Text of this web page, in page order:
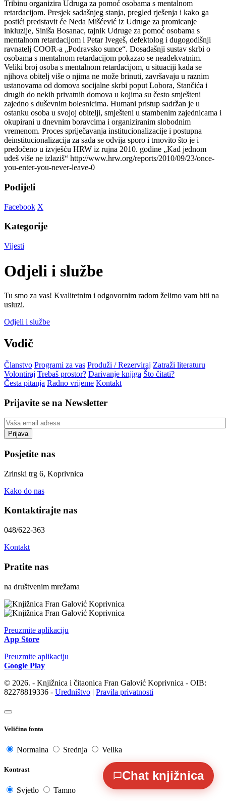
Tribinu organizira Udruga za pomoć osobama s mentalnom
retardacijom. Presjek sadašnjeg stanja, pregled rješenja i kako ga
postići predstavit će Neda Mišćević iz Udruge za promicanje
inkluzije, Siniša Bosanac, tajnik Udruge za pomoć osobama s
mentalnom retardacijom i Petar Ivegeš, defektolog i dugogodišnji
ravnatelj COOR-a „Podravsko sunce“. Dosadašnji sustav skrbi o
osobama s mentalnom retardacijom pokazao se neadekvatnim.
Veliki broj osoba s mentalnom retardacijom, u situaciji kada se
njihova obitelj više o njima ne može brinuti, završavaju u raznim
ustanovama od domova socijalne skrbi poput Lobora, Stančića i
drugih do nekih privatnih domova u kojima su često smješteni
zajedno s duševnim bolesnicima. Humani pristup sadržan je u
ostanku osoba u svojoj obitelji, smješteni u stambenim zajednicama i
okupirani u dnevnim boravcima i organiziranim slobodnim
vremenom. Proces spriječavanja institucionalizacije i postupna
deinstitucionalizacija za sada se odvija sporo i trnovito što je i
predočeno u izvješću HRW iz rujna 2010. godine „Kad jednom
uđeš više ne izlaziš“ http://www.hrw.org/reports/2010/09/23/once-
you-enter-you-never-leave-0
Podijeli
Facebook X
Kategorije
Vijesti
Odjeli i službe
Tu smo za vas! Kvalitetnim i odgovornim radom želimo vam biti na
usluzi.
Odjeli i službe
Vodič
Članstvo Programi za vas Produži / Rezerviraj Zatraži literaturu
Volontiraj Trebaš prostor? Darivanje knjiga Što čitati?
Česta pitanja Radno vrijeme Kontakt
Prijavite se na Newsletter
Posjetite nas
Zrinski trg 6, Koprivnica
Kako do nas
Kontaktirajte nas
048/622-363
Kontakt
Pratite nas
na društvenim mrežama
Preuzmite aplikaciju
App Store
Preuzmite aplikaciju
Google Play
© 2026. - Knjižnica i čitaonica Fran Galović Koprivnica - OIB:
82278819336 - Uredništvo | Pravila privatnosti
Veličina fonta
Normalna Srednja Velika
Kontrast
Svjetlo Tamno
Chat knjižnica